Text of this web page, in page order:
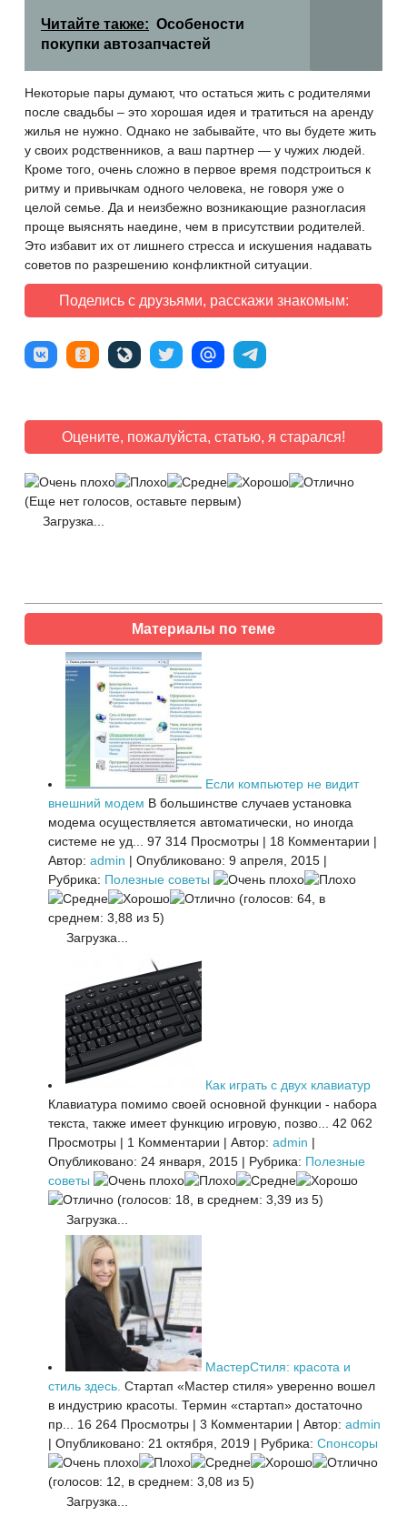
Читайте также: Особености
покупки автозапчастей
Некоторые пары думают, что остаться жить с родителями
после свадьбы – это хорошая идея и тратиться на аренду
жилья не нужно. Однако не забывайте, что вы будете жить
у своих родственников, а ваш партнер — у чужих людей.
Кроме того, очень сложно в первое время подстроиться к
ритму и привычкам одного человека, не говоря уже о
целой семье. Да и неизбежно возникающие разногласия
проще выяснять наедине, чем в присутствии родителей.
Это избавит их от лишнего стресса и искушения надавать
советов по разрешению конфликтной ситуации.
Поделись с друзьями, расскажи знакомым:
Оцените, пожалуйста, статью, я старался!
(Еще нет голосов, оставьте первым)
Загрузка...
Материалы по теме
Если компьютер не видит
внешний модем В большинстве случаев установка
модема осуществляется автоматически, но иногда
системе не уд...
97 314 Просмотры | 18 Комментарии |
Автор: admin | Опубликовано: 9 апреля, 2015 |
Рубрика: Полезные советы
(голосов: 64, в
среднем: 3,88 из 5)
Загрузка...
Как играть с двух клавиатур
Клавиатура помимо своей основной функции - набора
текста, также имеет функцию игровую, позво...
42 062
Просмотры | 1 Комментарии | Автор: admin |
Опубликовано: 24 января, 2015 | Рубрика: Полезные
советы
(голосов: 18, в среднем: 3,39 из 5)
Загрузка...
МастерСтиля: красота и
стиль здесь. Стартап «Мастер стиля» уверенно вошел
в индустрию красоты. Термин «стартап» достаточно
пр...
16 264 Просмотры | 3 Комментарии | Автор: admin
| Опубликовано: 21 октября, 2019 | Рубрика: Спонсоры
(голосов: 12, в среднем: 3,08 из 5)
Загрузка...